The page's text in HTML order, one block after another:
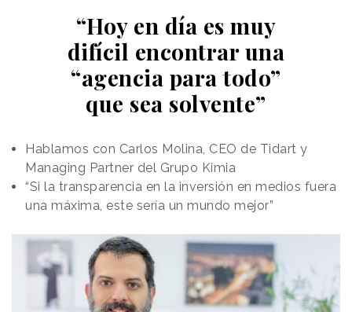
“Hoy en día es muy
difícil encontrar una
“agencia para todo”
que sea solvente”
Hablamos con Carlos Molina, CEO de Tidart y
Managing Partner del Grupo Kimia
“Si la transparencia en la inversión en medios fuera
una máxima, este sería un mundo mejor”